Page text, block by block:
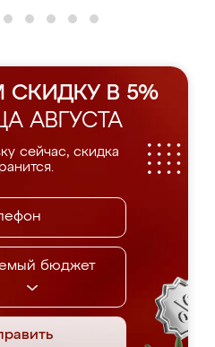
В 5%
АВГУСТА
сейчас, скидка
бюджет